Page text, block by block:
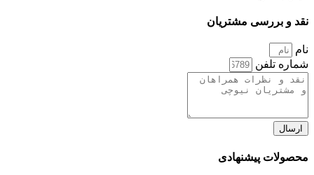
نقد و بررسی مشتریان
نام
شماره تلفن
ارسال
محصولات پیشنهادی